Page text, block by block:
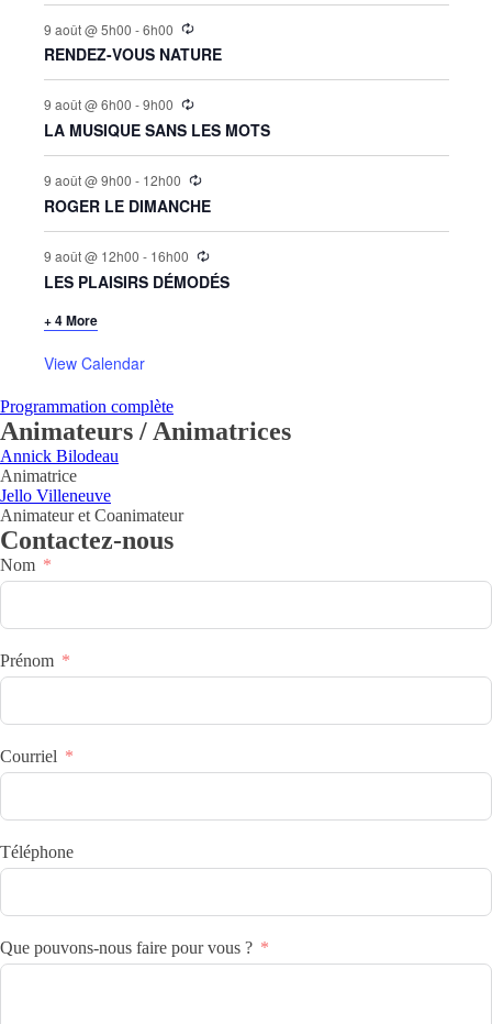
9 août @ 5h00 -6h00
RENDEZ-VOUS NATURE
9 août @ 6h00 -9h00
LA MUSIQUE SANS LES MOTS
9 août @ 9h00 - 12h00
ROGER LE DIMANCHE
9 août @ 12h00 - 16h00
LES PLAISIRS DÉMODÉS
+ 4 More
View Calendar
Programmation complète
Animateurs / Animatrices
Annick Bilodeau
Animatrice
Jello Villeneuve
Animateur et Coanimateur
Contactez-nous
Nom
Prénom
Courriel
Téléphone
Que pouvons-nous faire pour vous ?